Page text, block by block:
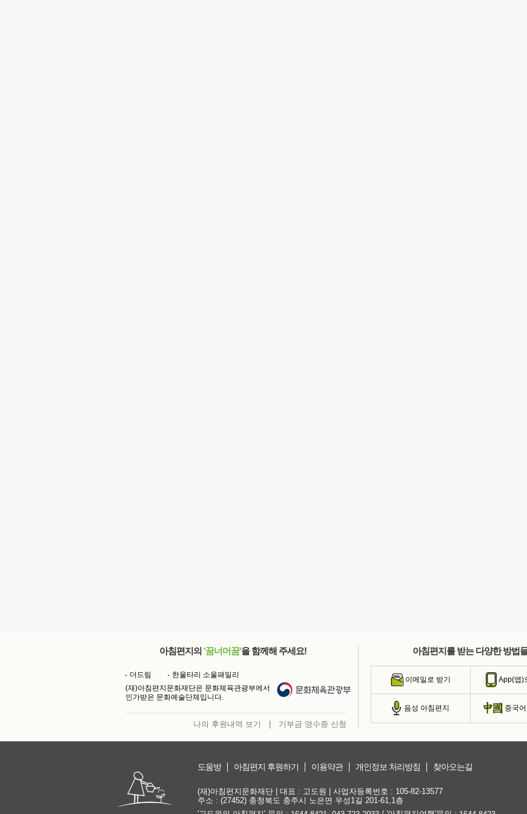
아침편지의 '꿈너머꿈'을 함께해 주세요!
더드림
한울타리 소울패밀리
(재)아침편지문화재단은 문화체육관광부에서
인가받은 문화예술단체입니다.
나의 후원내역 보기 기부금 영수증 신청
아침편지를 받는 다양한 방법
이메일로 받기 App(앱)
음성 아침편지 중국
도움방 아침편지 후원하기 이용약관 개인정보 처리방침 찾아오는길
(재)아침편지문화재단 | 대표 : 고도원 | 사업자등록번호 : 105-82-13577
주소 : (27452) 충청북도 충주시 노은면 우성1길 201-61,1층